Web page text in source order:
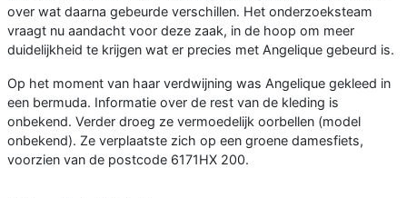
over wat daarna gebeurde verschillen. Het onderzoeksteam
vraagt nu aandacht voor deze zaak, in de hoop om meer
duidelijkheid te krijgen wat er precies met Angelique gebeurd is.
Op het moment van haar verdwijning was Angelique gekleed in
een bermuda. Informatie over de rest van de kleding is
onbekend. Verder droeg ze vermoedelijk oorbellen (model
onbekend). Ze verplaatste zich op een groene damesfiets,
voorzien van de postcode 6171HX 200.